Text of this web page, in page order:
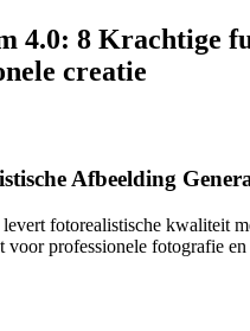
4.0: 8 Krachtige
creatie
Afbeelding
levert fotorealistische kwaliteit
voor professionele fotografie